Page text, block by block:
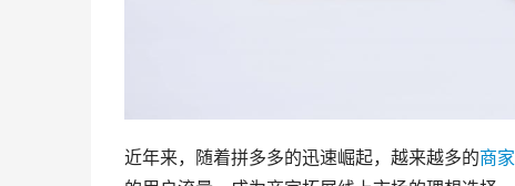
近年来，随着拼多多的迅速崛起，越来越多的商家